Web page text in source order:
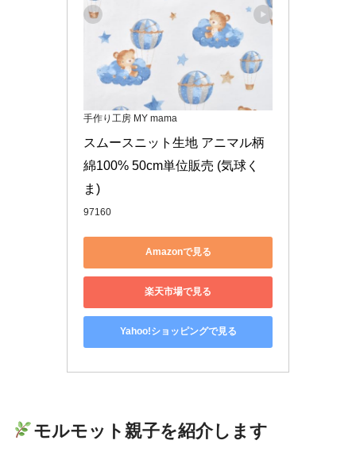
手作り工房 MY mama
スムースニット生地 アニマル柄
綿100% 50cm単位販売 (気球く
ま)
97160
Amazonで見る
楽天市場で見る
Yahoo!ショッピングで見る
モルモット親子を紹介します